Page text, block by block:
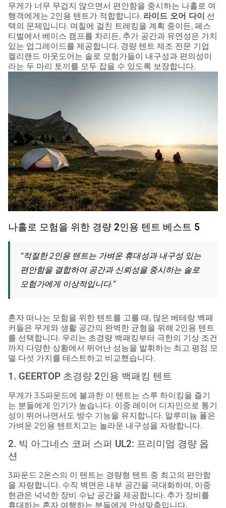
무게가 너무 무겁지 않으면서 편안함을 중시하는 나홀로 여
행객에게는 2인용 텐트가 적합합니다. 라이드 오어 다이 선
택의 문제입니다. 며칠에 걸친 트레킹을 계획 중이든, 페스
티벌에서 베이스 캠프를 차리든, 추가 공간과 유연성은 가치
있는 업그레이드를 제공합니다. 경량 텐트 제조 전문 기업
켈리랜드 아웃도어는 솔로 모험가들이 내구성과 편의성이
라는 두 마리 토끼를 모두 잡을 수 있도록 보장합니다.
나홀로 모험을 위한 경량 2인용 텐트 베스트 5
“적절한 2인용 텐트는 가벼운 휴대성과 내구성 있는
편안함을 결합하여 공간과 신뢰성을 중시하는 솔로
모험가에게 이상적입니다.”
혼자 떠나는 모험을 위한 텐트를 고를 때, 많은 베테랑 백패
커들은 무게와 생활 공간의 완벽한 균형을 위해 2인용 텐트
를 선택합니다. 우리는 초경량 백패킹부터 극한의 기상 조건
까지 다양한 상황에서 뛰어난 성능을 발휘하는 최고 평점 모
델 다섯 가지를 테스트하고 비교했습니다.
1. GEERTOP 초경량 2인용 백패킹 텐트
무게가 3.5파운드에 불과한 이 텐트는 스루 하이킹을 즐기
는 분들에게 인기가 높습니다. 이중 레이어 디자인으로 통기
성이 뛰어나면서도 방수 기능을 유지합니다. 알루미늄 폴은
가벼운 2인용 텐트치고는 놀라운 내구성을 자랑합니다.
2. 빅 아그네스 코퍼 스퍼 UL2: 프리미엄 경량 옵
션
3파운드 2온스의 이 텐트는 경량형 텐트 중 최고의 편안함
을 자랑합니다. 수직 벽면은 내부 공간을 극대화하며, 이중
현관은 넉넉한 장비 수납 공간을 제공합니다. 추가 장비를
휴대하는 혼자 여행하는 분들에게 안성맞춤입니다.